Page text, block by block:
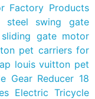
Factory Products
steel swing gate
gate motor
pet carriers for
louis vuitton pet
Gear Reducer 18
Electric Tricycle